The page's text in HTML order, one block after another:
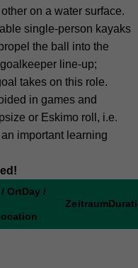
on a water surface.
single-person kayaks
the ball into the
line-up;
takes on this role.
in games and
or Eskimo roll, i.e.
important learning
OrtDay /
Zeitraum